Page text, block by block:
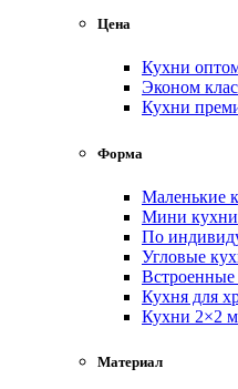
Цена
Кухни
Эконом
Кухни
Форма
Маленькие
Мини кухни
По
Угловые
Встроенные
Кухня для
Кухни 2×2 м
Материал